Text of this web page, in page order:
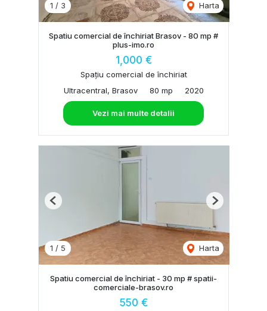
1 / 3 Harta
Spatiu comercial de închiriat Brasov - 80 mp #
plus-imo.ro
1,000 €
Spațiu comercial de închiriat
Ultracentral, Brasov
80 mp 2020
Vezi mai multe detalii
1 / 5 Harta
Previous Next
Spatiu comercial de închiriat - 30 mp # spatii-
comerciale-brasov.ro
550 €